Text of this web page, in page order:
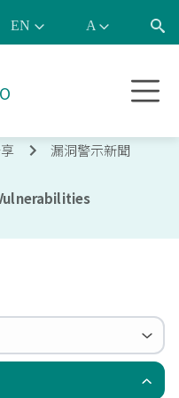
通
全
究
漏洞警示新聞